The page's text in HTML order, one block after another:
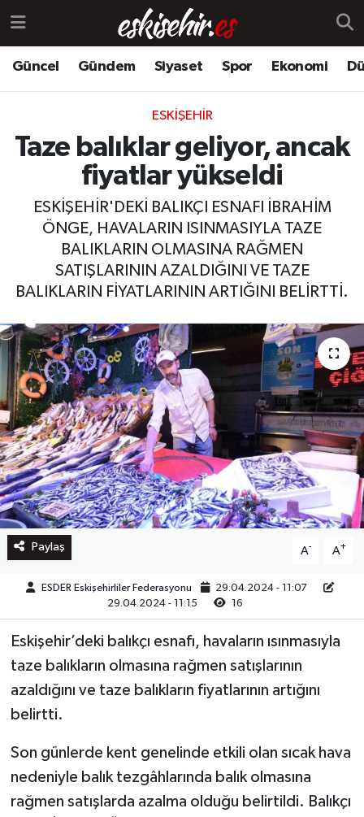
Güncel Gündem Siyaset Spor Ekonomi
ESKIŞEHIR
Taze balıklar geliyor, ancak
fiyatlar yükseldi
ESKİŞEHİR'DEKİ BALIKÇI ESNAFI İBRAHİM
ÖNGE, HAVALARIN ISINMASIYLA TAZE
BALIKLARIN OLMASINA RAĞMEN
SATIŞLARININ AZALDIĞINI VE TAZE
BALIKLARIN FİYATLARININ ARTIĞINI BELİRTTİ.
Paylaş A- A+
ESDER Eskişehirliler Federasyonu
29.04.2024 - 11:07
29.04.2024 - 11:15
16
Eskişehir’deki balıkçı esnafı, havaların ısınmasıyla
taze balıkların olmasına rağmen satışlarının
azaldığını ve taze balıkların fiyatlarının artığını
belirtti.
Son günlerde kent genelinde etkili olan sıcak hava
nedeniyle balık tezgâhlarında balık olmasına
rağmen satışlarda azalma olduğu belirtildi. Balıkçı